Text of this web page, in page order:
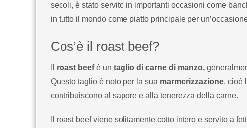
secoli, è stato servito in importanti occasioni come
in tutto il mondo come piatto principale per
Cos’è il roast beef?
roast beefè un taglio di carne di manzo,
Questo taglio è noto per la sua marmorizzazione, cioè
contribuiscono al sapore e alla tenerezza della carne.
Il roast beef viene solitamente cotto intero e servito a